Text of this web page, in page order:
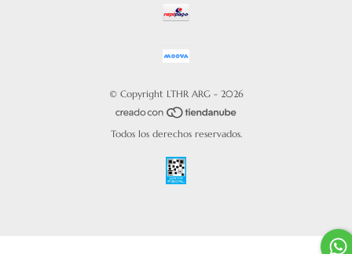
© Copyright LTHR ARG - 2026
Todos los derechos reservados.